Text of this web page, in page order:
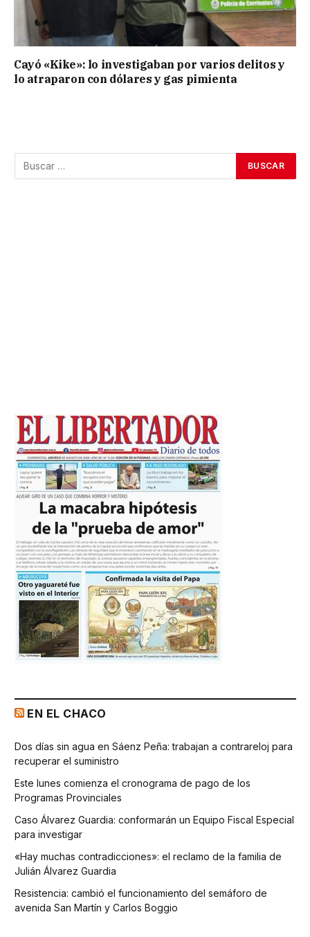
Cayó «Kike»: lo investigaban por varios delitos y
lo atraparon con dólares y gas pimienta
EN EL CHACO
Dos días sin agua en Sáenz Peña: trabajan a contrareloj para
recuperar el suministro
Este lunes comienza el cronograma de pago de los
Programas Provinciales
Caso Álvarez Guardia: conformarán un Equipo Fiscal Especial
para investigar
«Hay muchas contradicciones»: el reclamo de la familia de
Julián Álvarez Guardia
Resistencia: cambió el funcionamiento del semáforo de
avenida San Martín y Carlos Boggio